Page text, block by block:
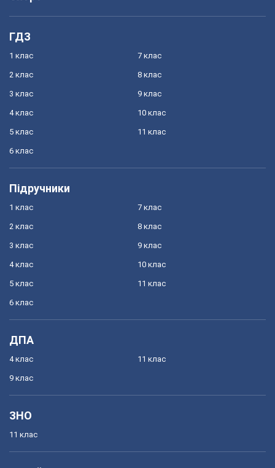
ГДЗ
1 клас
2 клас
3 клас
4 клас
5 клас
6 клас
7 клас
8 клас
9 клас
10 клас
11 клас
Підручники
1 клас
2 клас
3 клас
4 клас
5 клас
6 клас
7 клас
8 клас
9 клас
10 клас
11 клас
ДПА
4 клас
9 клас
11 клас
ЗНО
11 клас